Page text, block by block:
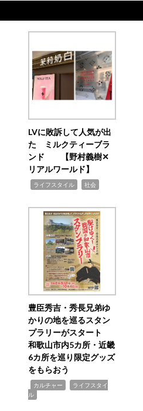
LVに敗訴して人気が出
た ミルクティーブラ
ンド 【野村義樹✕
リアルワールド】
ライフスタイル 社会
豊臣秀吉・秀長兄弟ゆ
かりの地を巡るスタン
プラリーがスタート
和歌山市内5カ所・近畿
6カ所を巡り限定グッズ
をもらおう
カルチャー
ライフスタイ
ル